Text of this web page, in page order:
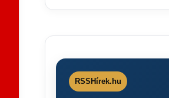
RSSHírek.hu